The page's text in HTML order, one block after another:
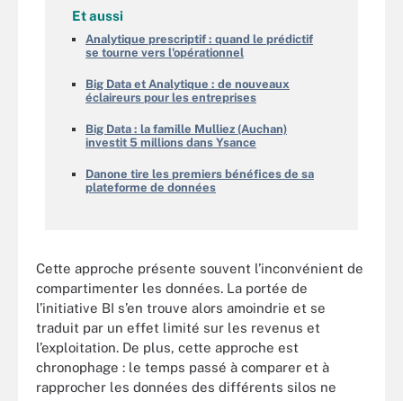
Et aussi
Analytique prescriptif : quand le prédictif
se tourne vers l'opérationnel
Big Data et Analytique : de nouveaux
éclaireurs pour les entreprises
Big Data : la famille Mulliez (Auchan)
investit 5 millions dans Ysance
Danone tire les premiers bénéfices de sa
plateforme de données
Cette approche présente souvent l’inconvénient de
compartimenter les données. La portée de
l’initiative BI s’en trouve alors amoindrie et se
traduit par un effet limité sur les revenus et
l’exploitation. De plus, cette approche est
chronophage : le temps passé à comparer et à
rapprocher les données des différents silos ne